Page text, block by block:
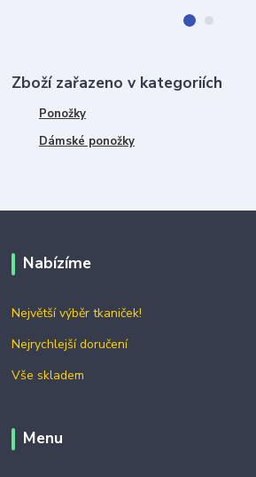
Zboží zařazeno v kategoriích
Ponožky
Dámské ponožky
Nabízíme
Největší výběr tkaniček!
Nejrychlejší doručení
Vše skladem
Menu